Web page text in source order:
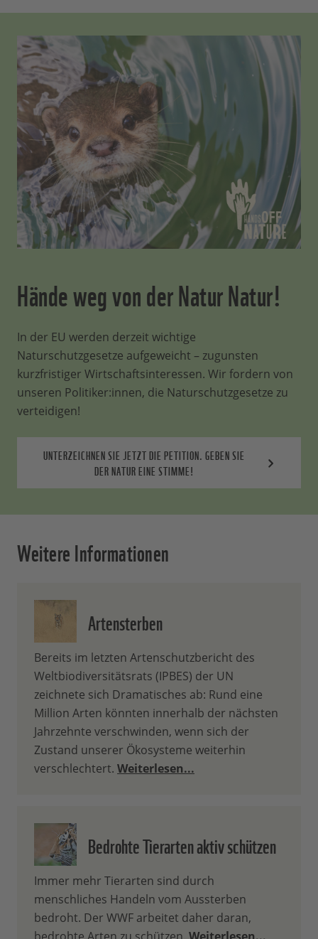
Hände weg von der Natur Natur!
In der EU werden derzeit wichtige
Naturschutzgesetze aufgeweicht – zugunsten
kurzfristiger Wirtschaftsinteressen. Wir fordern von
unseren Politiker:innen, die Naturschutzgesetze zu
verteidigen!
UNTERZEICHNEN SIE JETZT DIE PETITION. GEBEN SIE
DER NATUR EINE STIMME!
Weitere Informationen
Artensterben
Bereits im letzten Artenschutzbericht des
Weltbiodiversitätsrats (IPBES) der UN
zeichnete sich Dramatisches ab: Rund eine
Million Arten könnten innerhalb der nächsten
Jahrzehnte verschwinden, wenn sich der
Zustand unserer Ökosysteme weiterhin
verschlechtert. Weiterlesen...
Bedrohte Tierarten aktiv schützen
Immer mehr Tierarten sind durch
menschliches Handeln vom Aussterben
bedroht. Der WWF arbeitet daher daran,